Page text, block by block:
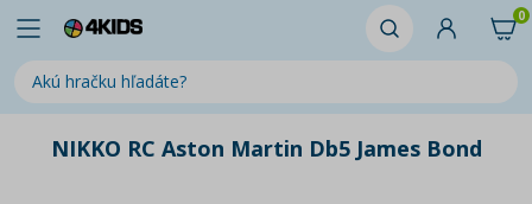
0
NIKKO RC Aston Martin Db5 James Bond